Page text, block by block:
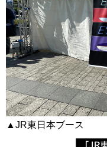
▲JR東日本ブース